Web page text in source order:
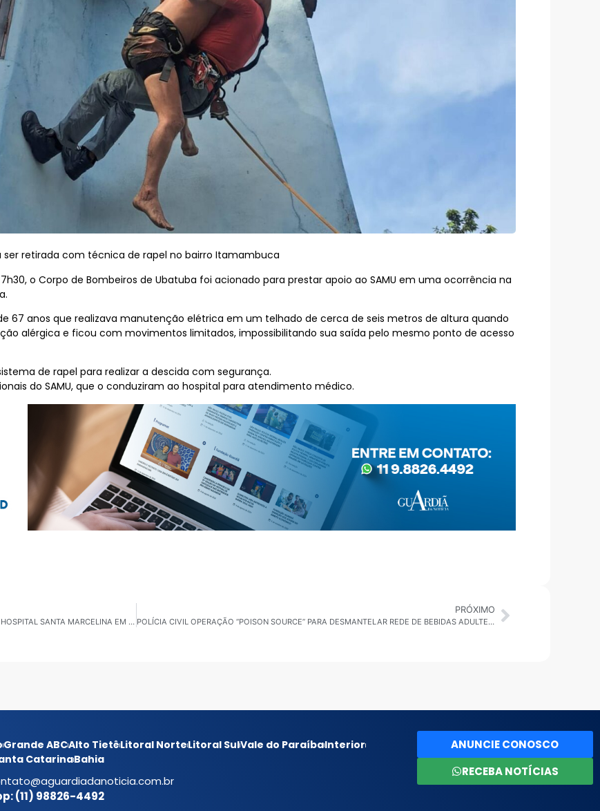
retirada com técnica de rapel no bairro Itamambuca
o Corpo de Bombeiros de Ubatuba foi acionado para prestar apoio ao SAMU em uma ocorrência na
67 anos que realizava manutenção elétrica em um telhado de cerca de seis metros de altura quando
alérgica e ficou com movimentos limitados, impossibilitando sua saída pelo mesmo ponto de acesso
de rapel para realizar a descida com segurança.
do SAMU, que o conduziram ao hospital para atendimento médico.
DENÚNCIAS DE MAUS-TRATOS E FALTA DE CONDIÇÕES NO HOSPITAL SANTA MARCELINA EM ITAQUAQUECETUBA
PRÓXIMO
POLÍCIA CIVIL OPERAÇÃO “POISON SOURCE” PARA DESMANTELAR REDE DE BEBIDAS ADULTERADAS
Grande ABCAlto TietêLitoral NorteLitoral SulVale do ParaíbaInterior
CatarinaBahia
(11) 98826-4492
ANUNCIE CONOSCO
RECEBA NOTÍCIAS